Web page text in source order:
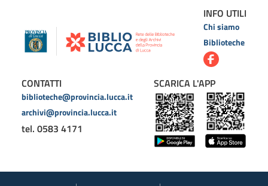
INFO UTILI
Chi siamo
Biblioteche
CONTATTI
biblioteche@provincia.lucca.it
archivi@provincia.lucca.it
tel. 0583 4171
SCARICA L'APP